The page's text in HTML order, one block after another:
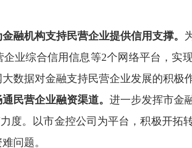
融机构支持民营企业提供信用支撑。
业综合信用信息等2个网络平台，实
数据对金融支持民营企业发展的积极作
民营企业融资渠道。 进一步发挥市金
度。以市金控公司为平台，积极开拓
问题。